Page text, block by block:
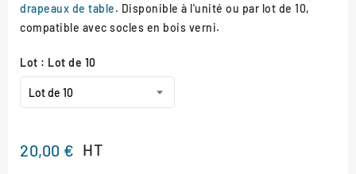
drapeaux de table. Disponible à l'unité ou par lot de 10,
compatible avec socles en bois verni.
Lot : Lot de 10
20,00 € HT